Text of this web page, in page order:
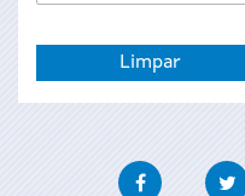
de
Facebook